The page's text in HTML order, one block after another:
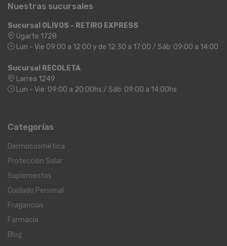
Nuestras sucursales
Sucursal OLIVOS - RETIRO EXPRESS
Ugarte 1728
Lun - Vie 09:00 a 12:00 y de 12:30 a 17:00 / Sáb: 09:00 a 14:00
Sucursal RECOLETA
Larrea 1249
Lun - Vie: 09:00 a 20:00hs / Sáb: 09:00 a 14:00hs
Categorías
Dermocosmética
Protección Solar
Suplementos
Cuidado Personal
Fragancias
Farmacia
Blog